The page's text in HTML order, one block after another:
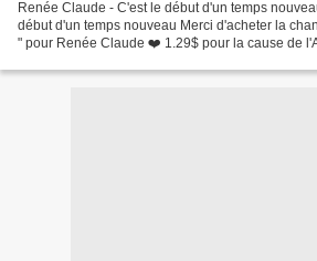
Renée Claude - C'est le début d'un temps
début d'un temps nouveau Merci d'acheter la
" pour Renée Claude ❤️ 1.29$ pour la cause de